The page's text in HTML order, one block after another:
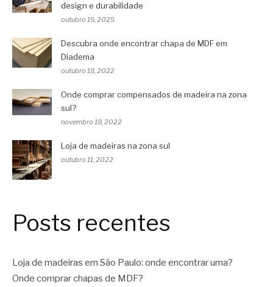
design e durabilidade
outubro 15, 2025
Descubra onde encontrar chapa de MDF em
Diadema
outubro 18, 2022
Onde comprar compensados de madeira na zona
sul?
novembro 18, 2022
Loja de madeiras na zona sul
outubro 11, 2022
Posts recentes
Loja de madeiras em São Paulo: onde encontrar uma?
Onde comprar chapas de MDF?